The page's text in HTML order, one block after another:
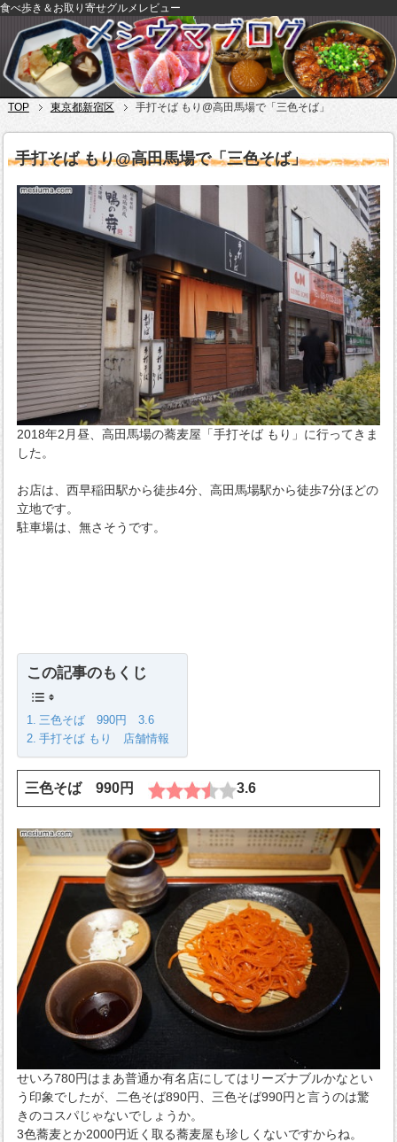
食べ歩き＆お取り寄せグルメレビュー
TOP 東京都新宿区 手打そば もり@高田馬場で「三色そば」
手打そば もり@高田馬場で「三色そば」
2018年2月昼、高田馬場の蕎麦屋「手打そば もり」に行ってきま
した。
お店は、西早稲田駅から徒歩4分、高田馬場駅から徒歩7分ほどの
立地です。
駐車場は、無さそうです。
この記事のもくじ
三色そば 990円 3.6
手打そば もり 店舗情報
三色そば 990円 3.6
せいろ780円はまあ普通か有名店にしてはリーズナブルかなとい
う印象でしたが、二色そば890円、三色そば990円と言うのは驚
きのコスパじゃないでしょうか。
3色蕎麦とか2000円近く取る蕎麦屋も珍しくないですからね。